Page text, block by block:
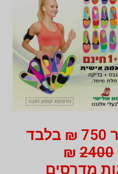
מדרסים מחיר 750 ₪ בלבד
2400
₪